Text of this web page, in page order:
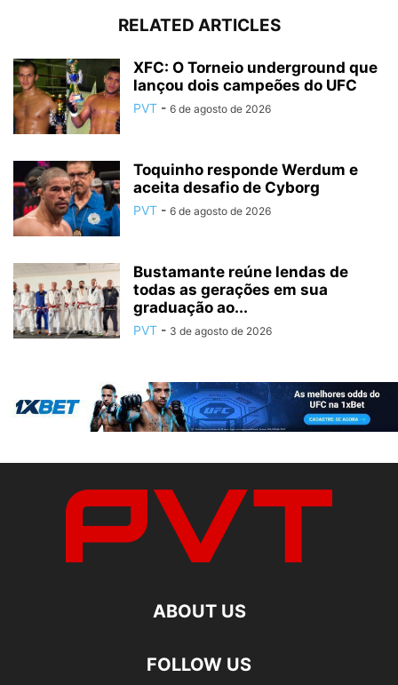
RELATED ARTICLES
XFC: O Torneio underground que
lançou dois campeões do UFC
PVT - 6 de agosto de 2026
Toquinho responde Werdum e
aceita desafio de Cyborg
PVT - 6 de agosto de 2026
Bustamante reúne lendas de
todas as gerações em sua
graduação ao...
PVT - 3 de agosto de 2026
ABOUT US
FOLLOW US